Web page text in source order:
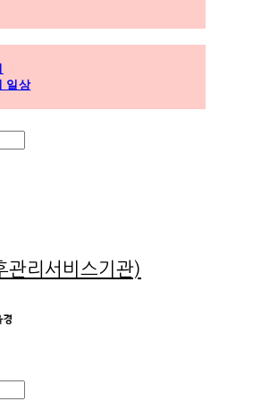
일상
관리서비스기관)